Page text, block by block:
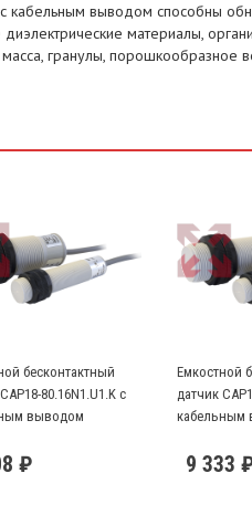
кабельным выводом способны
материалы,
гранулы, порошкообразное
бесконтактный
80.16N1.U1.K с
выводом
₽
Емкостной
датчик
кабельным
9 333